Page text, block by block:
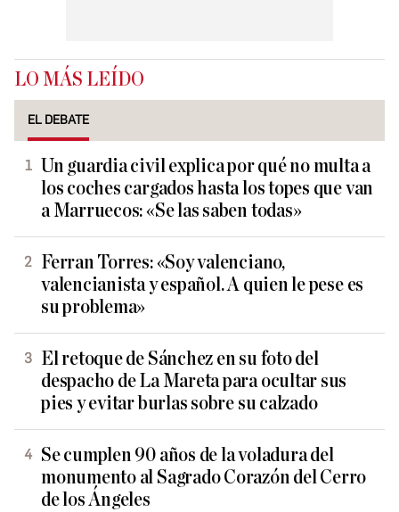
LO MÁS LEÍDO
EL DEBATE
Un guardia civil explica por qué no multa a
los coches cargados hasta los topes que van
a Marruecos: «Se las saben todas»
Ferran Torres: «Soy valenciano,
valencianista y español. A quien le pese es
su problema»
El retoque de Sánchez en su foto del
despacho de La Mareta para ocultar sus
pies y evitar burlas sobre su calzado
Se cumplen 90 años de la voladura del
monumento al Sagrado Corazón del Cerro
de los Ángeles